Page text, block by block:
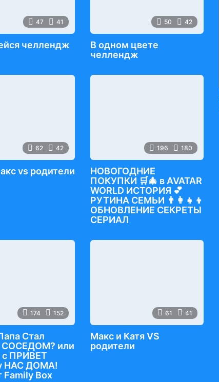
47 41
челлендж
50 42
В одном цвете
челлендж
62 42
vs родители
196 180
НОВОГОДНИЕ
ПОКУПКИ 🛒🎄 в AVATAR
WORLD ИСТОРИЯ 💕
РУТИНА СЕМЬИ 👨‍👩‍👧‍👦
ОБНОВЛЕНИЕ СЕКРЕТЫ
СЕРИАЛ
174 152
Стал
или
ПРИВЕТ
НАС ДОМА!
Family Box
61 41
Макс и Катя VS
родители